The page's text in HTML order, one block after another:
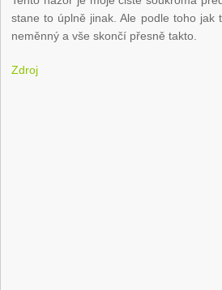
stane to úplně jinak. Ale podle toho jak
neměnný a vše skončí přesně takto.
Zdroj